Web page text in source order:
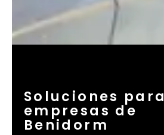
Soluciones para
empresas de
Benidorm